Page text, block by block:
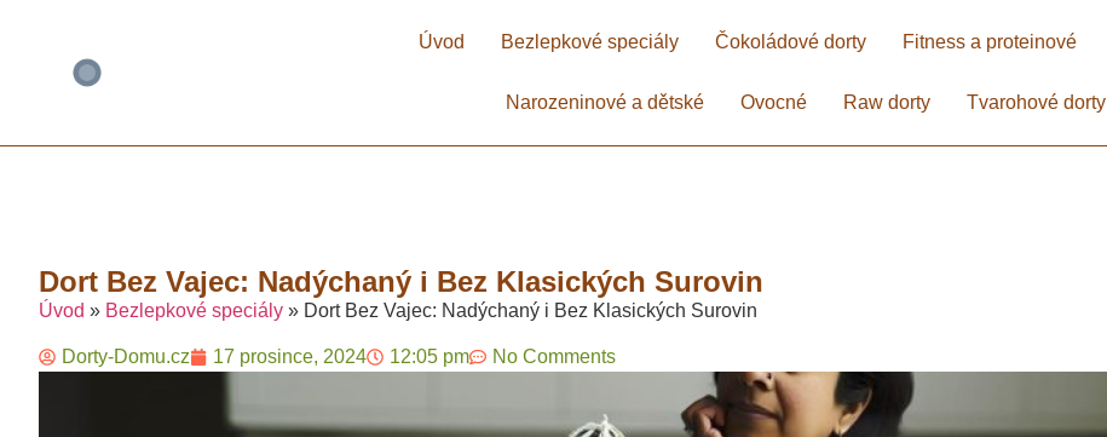
Úvod Bezlepkové speciály Čokoládové dorty Fitness a proteinové
Narozeninové a dětské Ovocné Raw dorty Tvarohové dorty
Dort Bez Vajec: Nadýchaný i Bez Klasických Surovin
Úvod » Bezlepkové speciály » Dort Bez Vajec: Nadýchaný i Bez Klasických Surovin
Dorty-Domu.cz 17 prosince, 2024 12:05 pm No Comments